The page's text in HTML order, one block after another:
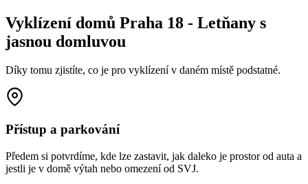
Vyklízení domů Praha 18 - Letňany s
jasnou domluvou
Díky tomu zjistíte, co je pro vyklízení v daném místě podstatné.
Přístup a parkování
Předem si potvrdíme, kde lze zastavit, jak daleko je prostor od auta a
jestli je v domě výtah nebo omezení od SVJ.